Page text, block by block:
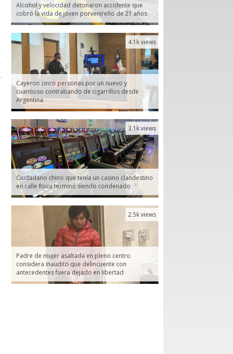
Alcohol y velocidad detonaron accidente que
cobró la vida de joven porvenireño de 21 años
Cayeron cinco personas por un nuevo y
cuantioso contrabando de cigarrillos desde
Argentina
4.1k views
Ciudadano chino que tenía un casino clandestino
en calle Roca terminó siendo condenado
3.1k views
Padre de mujer asaltada en pleno centro
considera inaudito que delincuente con
antecedentes fuera dejado en libertad
2.5k views